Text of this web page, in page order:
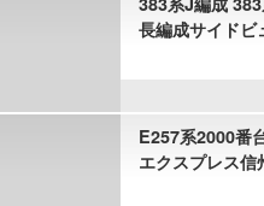
長編成サイドビ
E257系2000番
エクスプレス信